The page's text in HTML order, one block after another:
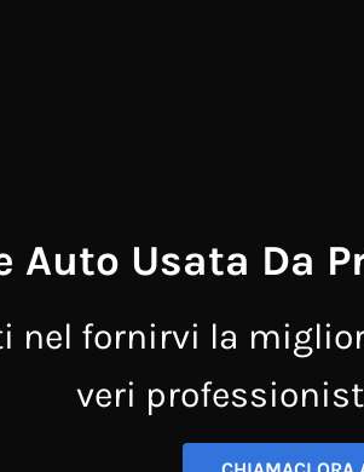
Auto Usata Da
nel fornirvi la
veri